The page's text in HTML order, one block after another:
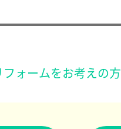
ォームをお考えの方